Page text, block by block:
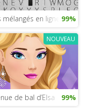
en ligne 99%
NOUVEAU
de bal d’Elsa 99%